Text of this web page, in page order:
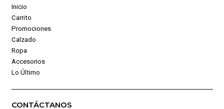
Inicio
Carrito
Promociones
Calzado
Ropa
Accesorios
Lo Último
CONTÁCTANOS